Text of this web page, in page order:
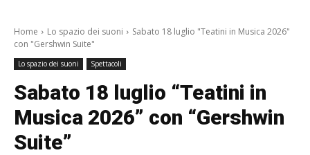
Home Lo spazio dei suoni
Sabato 18 luglio "Teatini in Musica 2026"
con "Gershwin Suite"
Lo spazio dei suoni Spettacoli
Sabato 18 luglio “Teatini in
Musica 2026” con “Gershwin
Suite”